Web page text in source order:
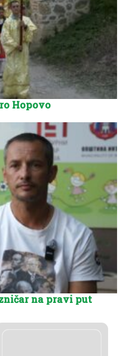
Hopovo
na pravi put